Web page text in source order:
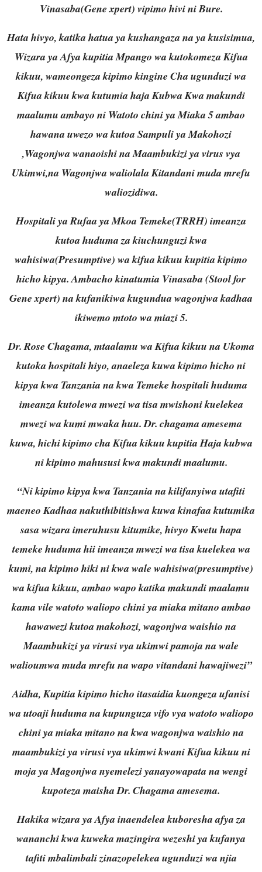
Vinasaba(Gene xpert) vipimo hivi ni Bure.
Hata hivyo, katika hatua ya kushangaza na ya kusisimua,
Wizara ya Afya kupitia Mpango wa kutokomeza Kifua
kikuu, wameongeza kipimo kingine Cha ugunduzi wa
Kifua kikuu kwa kutumia haja Kubwa Kwa makundi
maalumu ambayo ni Watoto chini ya Miaka 5 ambao
hawana uwezo wa kutoa Sampuli ya Makohozi
,Wagonjwa wanaoishi na Maambukizi ya virus vya
Ukimwi,na Wagonjwa waliolala Kitandani muda mrefu
waliozidiwa.
Hospitali ya Rufaa ya Mkoa Temeke(TRRH) imeanza
kutoa huduma za kiuchunguzi kwa
wahisiwa(Presumptive) wa kifua kikuu kupitia kipimo
hicho kipya. Ambacho kinatumia Vinasaba (Stool for
Gene xpert) na kufanikiwa kugundua wagonjwa kadhaa
ikiwemo mtoto wa miazi 5.
Dr. Rose Chagama, mtaalamu wa Kifua kikuu na Ukoma
kutoka hospitali hiyo, anaeleza kuwa kipimo hicho ni
kipya kwa Tanzania na kwa Temeke hospitali huduma
imeanza kutolewa mwezi wa tisa mwishoni kuelekea
mwezi wa kumi mwaka huu. Dr. chagama amesema
kuwa, hichi kipimo cha Kifua kikuu kupitia Haja kubwa
ni kipimo mahususi kwa makundi maalumu.
“Ni kipimo kipya kwa Tanzania na kilifanyiwa utafiti
maeneo Kadhaa nakuthibitishwa kuwa kinafaa kutumika
sasa wizara imeruhusu kitumike, hivyo Kwetu hapa
temeke huduma hii imeanza mwezi wa tisa kuelekea wa
kumi, na kipimo hiki ni kwa wale wahisiwa(presumptive)
wa kifua kikuu, ambao wapo katika makundi maalamu
kama vile watoto waliopo chini ya miaka mitano ambao
hawawezi kutoa makohozi, wagonjwa waishio na
Maambukizi ya virusi vya ukimwi pamoja na wale
walioumwa muda mrefu na wapo vitandani hawajiwezi”
Aidha, Kupitia kipimo hicho itasaidia kuongeza ufanisi
wa utoaji huduma na kupunguza vifo vya watoto waliopo
chini ya miaka mitano na kwa wagonjwa waishio na
maambukizi ya virusi vya ukimwi kwani Kifua kikuu ni
moja ya Magonjwa nyemelezi yanayowapata na wengi
kupoteza maisha Dr. Chagama amesema.
Hakika wizara ya Afya inaendelea kuboresha afya za
wananchi kwa kuweka mazingira wezeshi ya kufanya
tafiti mbalimbali zinazopelekea ugunduzi wa njia